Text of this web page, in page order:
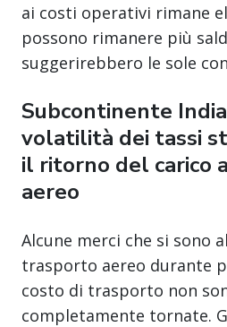
ai costi operativi rimane
possono rimanere più
suggerirebbero le sole
Subcontinente
volatilità dei tassi
il ritorno del carico
aereo
Alcune merci che si sono
trasporto aereo durante
costo di trasporto non
completamente tornate.